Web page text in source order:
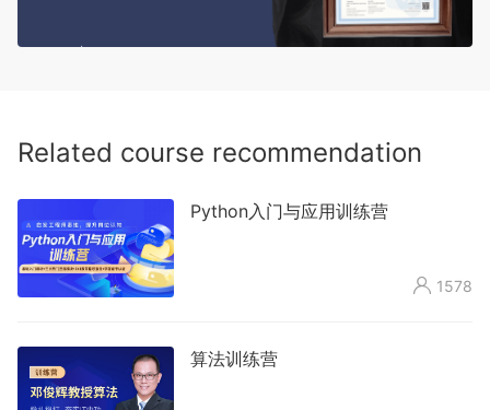
Related course recommendation
Python入门与应用训练营
 1578
算法训练营